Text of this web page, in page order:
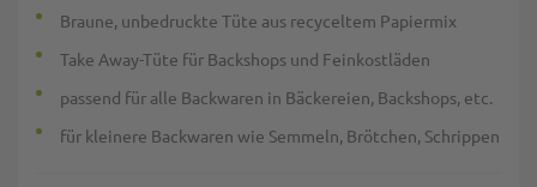
Braune, unbedruckte Tüte aus recyceltem Papiermix
Take Away-Tüte für Backshops und Feinkostläden
passend für alle Backwaren in Bäckereien, Backshops, etc.
für kleinere Backwaren wie Semmeln, Brötchen, Schrippen